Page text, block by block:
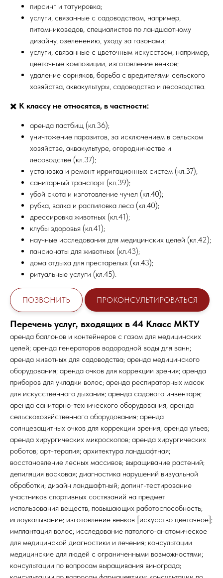
пирсинг и татуировка;
услуги, связанные с садоводством, например,
питомниковедов, специалистов по ландшафтному
дизайну, озеленению, уходу за газонами;
услуги, связанные с цветочным искусством, например,
цветочные композиции, изготовление венков;
удаление сорняков, борьба с вредителями сельского
хозяйства, аквакультуры, садоводства и лесоводства.
✖️ К классу не относятся, в частности:
аренда пастбищ (кл.36);
уничтожение паразитов, за исключением в сельском
хозяйстве, аквакультуре, огородничестве и
лесоводстве (кл.37);
установка и ремонт ирригационных систем (кл.37);
санитарный транспорт (кл.39);
убой скота и изготовление чучел (кл.40);
рубка, валка и распиловка леса (кл.40);
дрессировка животных (кл.41);
клубы здоровья (кл.41);
научные исследования для медицинских целей (кл.42);
пансионаты для животных (кл.43);
дома отдыха для престарелых (кл.43);
ритуальные услуги (кл.45).
ПОЗВОНИТЬ ПРОКОНСУЛЬТИРОВАТЬСЯ
Перечень услуг, входящих в 44 Класс МКТУ
аренда баллонов и контейнеров с газом для медицинских
целей; аренда генераторов водородной воды для ванн;
аренда животных для садоводства; аренда медицинского
оборудования; аренда очков для коррекции зрения; аренда
приборов для укладки волос; аренда респираторных масок
для искусственного дыхания; аренда садового инвентаря;
аренда санитарно-технического оборудования; аренда
сельскохозяйственного оборудования; аренда
солнцезащитных очков для коррекции зрения; аренда ульев;
аренда хирургических микроскопов; аренда хирургических
роботов; арт-терапия; архитектура ландшафтная;
восстановление лесных массивов; выращивание растений;
депиляция восковая; диагностика нарушений визуальной
обработки; дизайн ландшафтный; допинг-тестирование
участников спортивных состязаний на предмет
использования веществ, повышающих работоспособность;
иглоукалывание; изготовление венков [искусство цветочное];
имплантация волос; исследование патолого-анатомическое
для медицинской диагностики и лечения; консультации
медицинские для людей с ограниченными возможностями;
консультации по вопросам выращивания винограда;